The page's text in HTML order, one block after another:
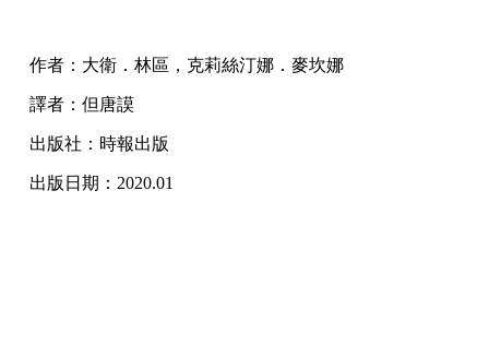
作者：大衛．林區，克莉絲汀娜．麥坎娜
譯者：但唐謨
出版社：時報出版
出版日期：2020.01